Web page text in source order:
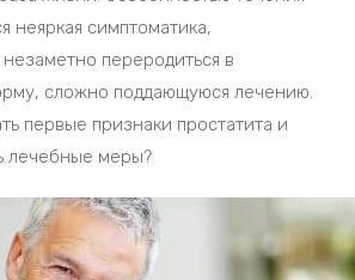
неяркая симптоматика,
переродиться в
сложно поддающуюся лечению.
первые признаки простатита и
лечебные меры?